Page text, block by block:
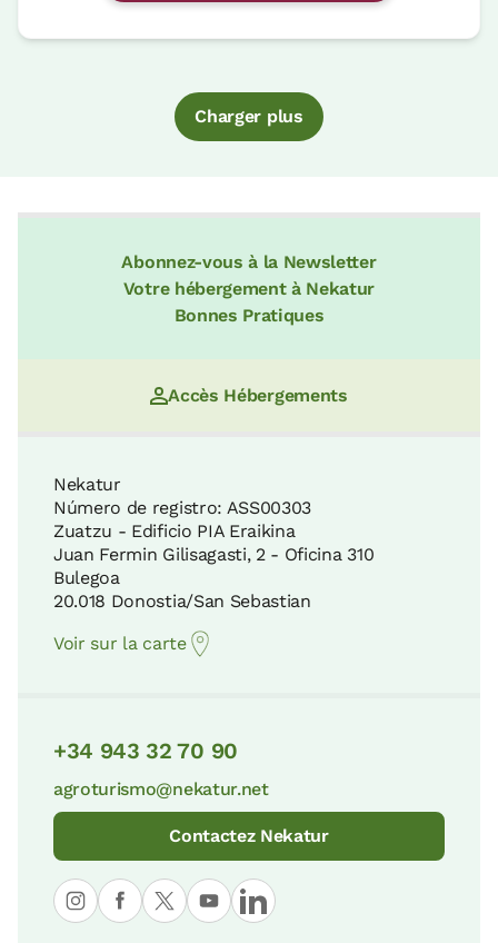
Charger plus
Abonnez-vous à la Newsletter
Votre hébergement à Nekatur
Bonnes Pratiques
Accès Hébergements
Nekatur
Número de registro: ASS00303
Zuatzu - Edificio PIA Eraikina
Juan Fermin Gilisagasti, 2 - Oficina 310
Bulegoa
20.018 Donostia/San Sebastian
Voir sur la carte
+34 943 32 70 90
agroturismo@nekatur.net
Contactez Nekatur